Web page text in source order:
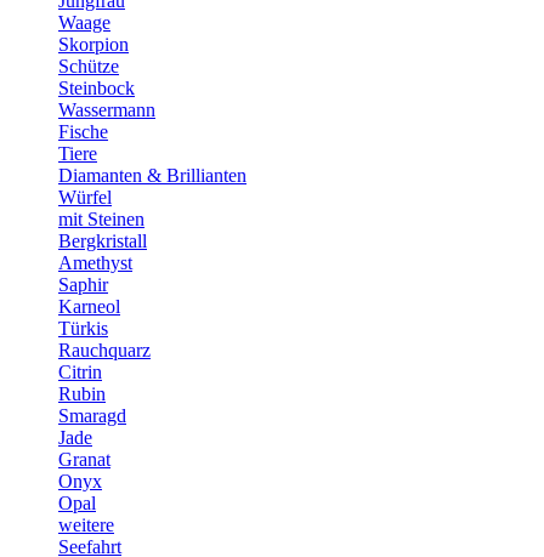
Waage
Skorpion
Schütze
Steinbock
Wassermann
Fische
Tiere
Diamanten & Brillianten
Würfel
mit Steinen
Bergkristall
Amethyst
Saphir
Karneol
Türkis
Rauchquarz
Citrin
Rubin
Smaragd
Jade
Granat
Onyx
Opal
weitere
Seefahrt